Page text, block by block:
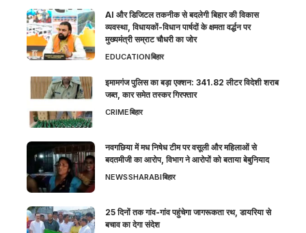
AI और डिजिटल तकनीक से बदलेगी बिहार की विकास
व्यवस्था, विधायकों-विधान पार्षदों के क्षमता वर्द्धन पर
मुख्यमंत्री सम्राट चौधरी का जोर
EDUCATIONबिहार
इमामगंज पुलिस का बड़ा एक्शन: 341.82 लीटर विदेशी शराब
जब्त, कार समेत तस्कर गिरफ्तार
CRIMEबिहार
नवगछिया में मध निषेध टीम पर वसूली और महिलाओं से
बदतमीजी का आरोप, विभाग ने आरोपों को बताया बेबुनियाद
NEWSSHARABIबिहार
25 दिनों तक गांव-गांव पहुंचेगा जागरूकता रथ, डायरिया से
बचाव का देगा संदेश